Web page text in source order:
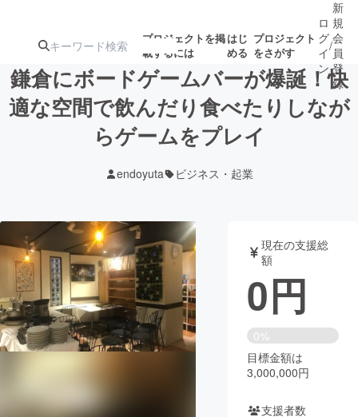
プロジェクトを掲
載するには
はじ
める
プロジェクト
をさがす
注目のリ 注目の新着プロ募集終了が近いプ
ロジェクト
テクノロジー・ガジェット
映像・映画 書籍・雑誌
ビジネス・起業 チャレンジ
ロ
グ
イ
ン
/
新
規
会
員
登
録
鎌倉にボードゲームバーが爆誕！快
適な空間で飲んだり食べたりしなが
らゲームをプレイ
endoyuta ビジネス・起業
現在の支援総
額
0円
0%
目標金額は
3,000,000円
支援者数